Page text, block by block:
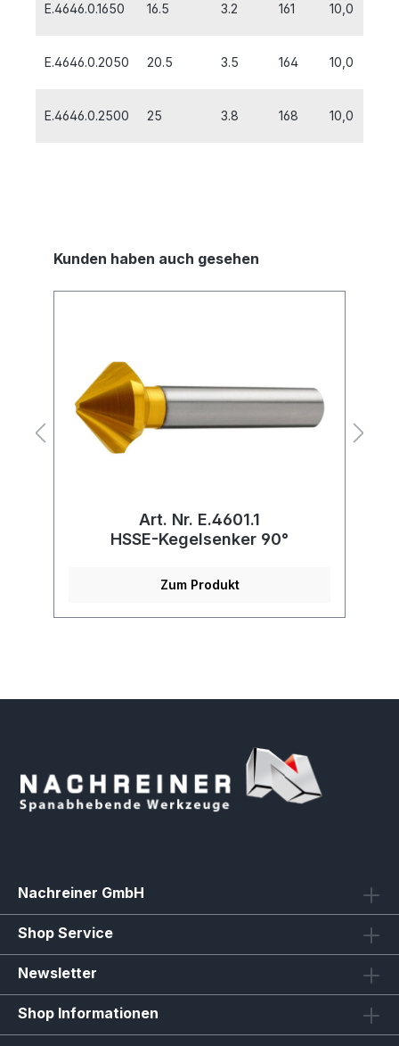
E.4646.0.1650 16.5 3.2 161 10,0
E.4646.0.2050 20.5 3.5 164 10,0
E.4646.0.2500 25 3.8 168 10,0
Kunden haben auch gesehen
Art. Nr. E.4601.1
HSSE-Kegelsenker 90°
Zum Produkt
Nachreiner GmbH
Shop Service
Newsletter
Shop Informationen